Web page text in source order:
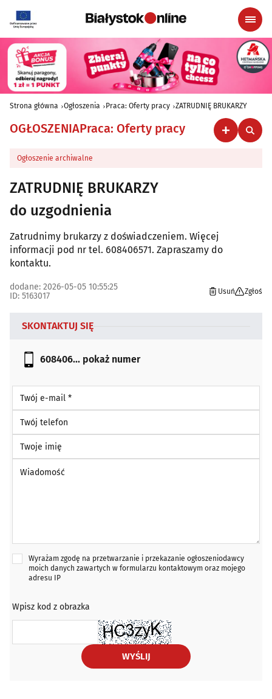
Strona główna Ogłoszenia Praca: Oferty pracy ZATRUDNIĘ BRUKARZY
OGŁOSZENIAPraca: Oferty pracy
Ogłoszenie archiwalne
ZATRUDNIĘ BRUKARZY
do uzgodnienia
Zatrudnimy brukarzy z doświadczeniem. Więcej
informacji pod nr tel. 608406571. Zapraszamy do
kontaktu.
dodane: 2026-05-05 10:55:25
ID: 5163017
Usuń Zgłoś
SKONTAKTUJ SIĘ
608406... pokaż numer
Wyrażam zgodę na przetwarzanie i przekazanie ogłoszeniodawcy
moich danych zawartych w formularzu kontaktowym oraz mojego
adresu IP
Wpisz kod z obrazka
WYŚLIJ